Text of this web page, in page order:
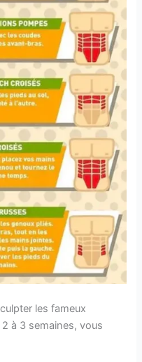
les fameux
à 3 semaines, vous